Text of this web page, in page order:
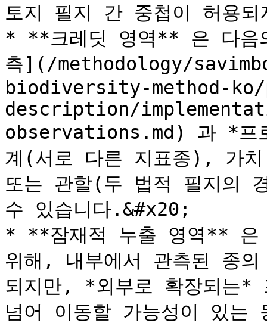
토지 필지 간 중첩이 허용
* **크레딧 영역** 은 다음
측](/methodology/
biodiversity-method-
description/
observations.md) 과 *프
계(서로 다른 지표종), 가
또는 관할(두 법적 필지의
수 있습니다.&#x20;
* **잠재적 누출 영역** 은
위해, 내부에서 관측된 종의
되지만, *외부로 확장되는*
넘어 이동할 가능성이 있는